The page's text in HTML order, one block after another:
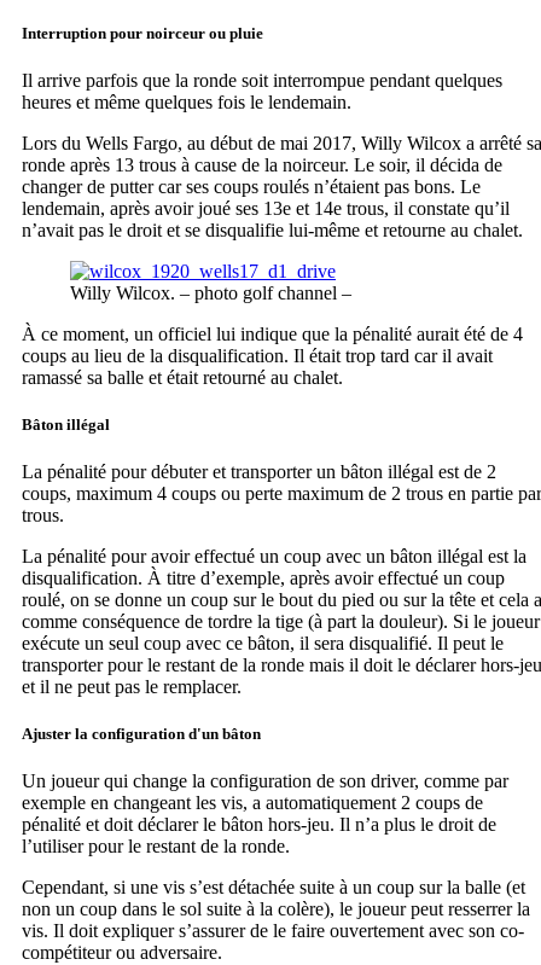
Interruption pour noirceur ou pluie
Il arrive parfois que la ronde soit interrompue pendant quelques
heures et même quelques fois le lendemain.
Lors du Wells Fargo, au début de mai 2017, Willy Wilcox a arrêté sa
ronde après 13 trous à cause de la noirceur. Le soir, il décida de
changer de putter car ses coups roulés n’étaient pas bons. Le
lendemain, après avoir joué ses 13e et 14e trous, il constate qu’il
n’avait pas le droit et se disqualifie lui-même et retourne au chalet.
Willy Wilcox. – photo golf channel –
À ce moment, un officiel lui indique que la pénalité aurait été de 4
coups au lieu de la disqualification. Il était trop tard car il avait
ramassé sa balle et était retourné au chalet.
Bâton illégal
La pénalité pour débuter et transporter un bâton illégal est de 2
coups, maximum 4 coups ou perte maximum de 2 trous en partie par
trous.
La pénalité pour avoir effectué un coup avec un bâton illégal est la
disqualification. À titre d’exemple, après avoir effectué un coup
roulé, on se donne un coup sur le bout du pied ou sur la tête et cela a
comme conséquence de tordre la tige (à part la douleur). Si le joueur
exécute un seul coup avec ce bâton, il sera disqualifié. Il peut le
transporter pour le restant de la ronde mais il doit le déclarer hors-jeu
et il ne peut pas le remplacer.
Ajuster la configuration d'un bâton
Un joueur qui change la configuration de son driver, comme par
exemple en changeant les vis, a automatiquement 2 coups de
pénalité et doit déclarer le bâton hors-jeu. Il n’a plus le droit de
l’utiliser pour le restant de la ronde.
Cependant, si une vis s’est détachée suite à un coup sur la balle (et
non un coup dans le sol suite à la colère), le joueur peut resserrer la
vis. Il doit expliquer s’assurer de le faire ouvertement avec son co-
compétiteur ou adversaire.